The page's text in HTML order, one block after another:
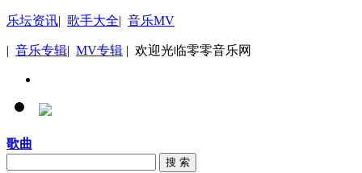
乐坛资讯| 歌手大全| 音乐MV
| 音乐专辑| MV专辑 | 欢迎光临零零音乐网
歌曲
搜 索